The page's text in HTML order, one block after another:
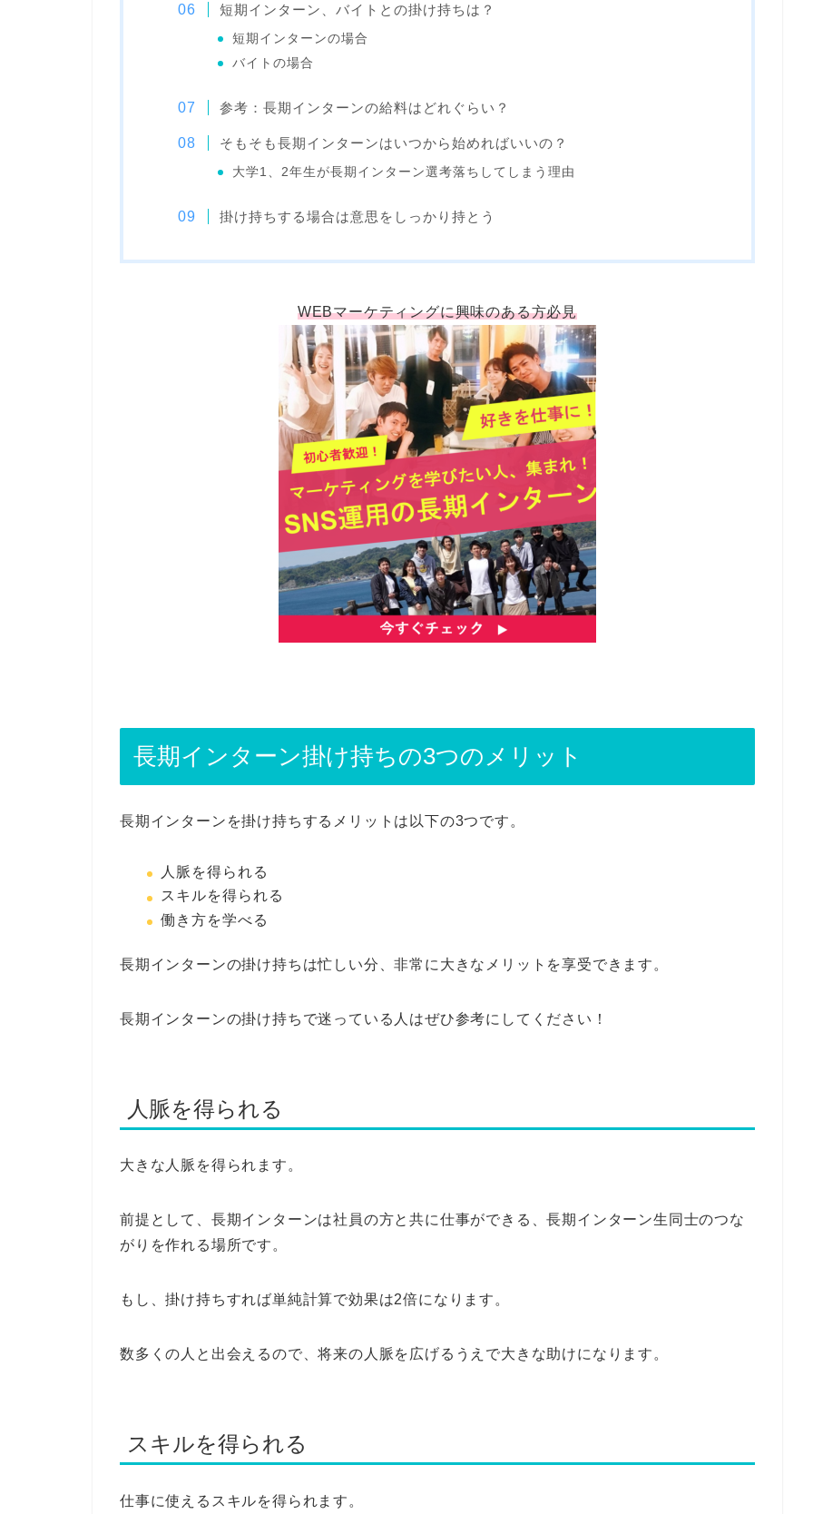
短期インターン、バイトとの掛け持ちは？
短期インターンの場合
バイトの場合
参考：長期インターンの給料はどれぐらい？
そもそも長期インターンはいつから始めればいいの？
大学1、2年生が長期インターン選考落ちしてしまう理由
掛け持ちする場合は意思をしっかり持とう
WEBマーケティングに興味のある方必見
長期インターン掛け持ちの3つのメリット
長期インターンを掛け持ちするメリットは以下の3つです。
人脈を得られる
スキルを得られる
働き方を学べる
長期インターンの掛け持ちは忙しい分、非常に大きなメリットを享受できます。
長期インターンの掛け持ちで迷っている人はぜひ参考にしてください！
人脈を得られる
大きな人脈を得られます。
前提として、長期インターンは社員の方と共に仕事ができる、長期インターン生同士のつな
がりを作れる場所です。
もし、掛け持ちすれば単純計算で効果は2倍になります。
数多くの人と出会えるので、将来の人脈を広げるうえで大きな助けになります。
スキルを得られる
仕事に使えるスキルを得られます。